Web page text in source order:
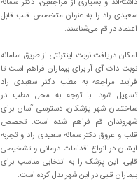
سعیدی راد را به عنوان متخصص قلب قابل
اعتماد در قم می‌شناسند.
امکان دریافت نوبت اینترنتی از طریق سامانه
نوبت دات آی آر برای بیماران فراهم است تا
فرایند مراجعه به مطب دکتر سعیدی راد
تسهیل شود. با توجه به محل مطب در
ساختمان شهر پزشکان، دسترسی آسان برای
شهروندان قم فراهم شده است. تخصص
قلب و عروق دکتر سمانه سعیدی راد و تجربه
ایشان در انواع اقدامات درمانی و تشخیصی
قلبی، این پزشک را به انتخابی مناسب برای
بیماران قلبی در این شهر بدل کرده است.